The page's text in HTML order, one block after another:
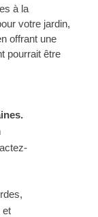
à la
votre jardin,
offrant une
pourrait être
et